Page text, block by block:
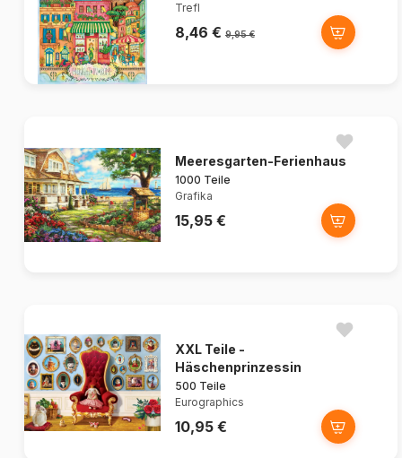
Trefl
8,46 € 9,95 €
Meeresgarten-Ferienhaus
1000 Teile
Grafika
15,95 €
XXL Teile -
Häschenprinzessin
500 Teile
Eurographics
10,95 €